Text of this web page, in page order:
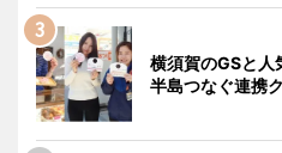
横須賀のGSと人
半島つなぐ連携